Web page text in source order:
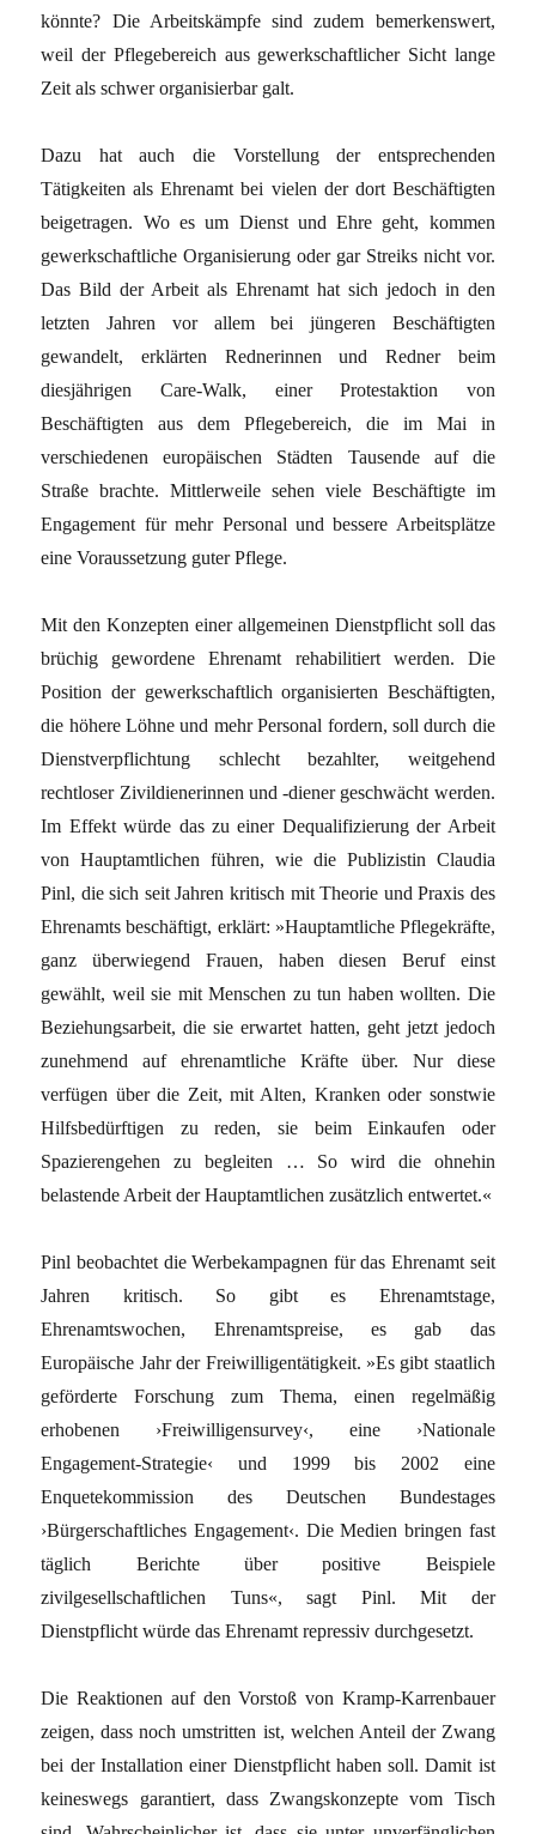
könnte? Die Arbeitskämpfe sind zudem bemerkenswert,
weil der Pflegebereich aus gewerkschaftlicher Sicht lange
Zeit als schwer organisierbar galt.
Dazu hat auch die Vorstellung der entsprechenden
Tätigkeiten als Ehrenamt bei vielen der dort Beschäftigten
beigetragen. Wo es um Dienst und Ehre geht, kommen
gewerkschaftliche Organisierung oder gar Streiks nicht vor.
Das Bild der Arbeit als Ehrenamt hat sich jedoch in den
letzten Jahren vor allem bei jüngeren Beschäftigten
gewandelt, erklärten Rednerinnen und Redner beim
diesjährigen Care-Walk, einer Protestaktion von
Beschäftigten aus dem Pflegebereich, die im Mai in
verschiedenen europäischen Städten Tausende auf die
Straße brachte. Mittlerweile sehen viele Beschäftigte im
Engagement für mehr Personal und bessere Arbeitsplätze
eine Voraussetzung guter Pflege.
Mit den Konzepten einer allgemeinen Dienstpflicht soll das
brüchig gewordene Ehrenamt rehabilitiert werden. Die
Position der gewerkschaftlich organisierten Beschäftigten,
die höhere Löhne und mehr Personal fordern, soll durch die
Dienstverpflichtung schlecht bezahlter, weitgehend
rechtloser Zivildienerinnen und -diener geschwächt werden.
Im Effekt würde das zu einer Dequalifizierung der Arbeit
von Hauptamtlichen führen, wie die Publizistin Claudia
Pinl, die sich seit Jahren kritisch mit Theorie und Praxis des
Ehrenamts beschäftigt, erklärt: »Hauptamtliche Pflegekräfte,
ganz überwiegend Frauen, haben diesen Beruf einst
gewählt, weil sie mit Menschen zu tun haben wollten. Die
Beziehungsarbeit, die sie erwartet hatten, geht jetzt jedoch
zunehmend auf ehrenamtliche Kräfte über. Nur diese
verfügen über die Zeit, mit Alten, Kranken oder sonstwie
Hilfsbedürftigen zu reden, sie beim Einkaufen oder
Spazierengehen zu begleiten … So wird die ohnehin
belastende Arbeit der Hauptamtlichen zusätzlich entwertet.«
Pinl beobachtet die Werbekampagnen für das Ehrenamt seit
Jahren kritisch. So gibt es Ehrenamtstage,
Ehrenamtswochen, Ehrenamtspreise, es gab das
Europäische Jahr der Freiwilligentätigkeit. »Es gibt staatlich
geförderte Forschung zum Thema, einen regelmäßig
erhobenen ›Freiwilligensurvey‹, eine ›Nationale
Engagement-Strategie‹ und 1999 bis 2002 eine
Enquetekommission des Deutschen Bundestages
›Bürgerschaftliches Engagement‹. Die Medien bringen fast
täglich Berichte über positive Beispiele
zivilgesellschaftlichen Tuns«, sagt Pinl. Mit der
Dienstpflicht würde das Ehrenamt repressiv durchgesetzt.
Die Reaktionen auf den Vorstoß von Kramp-Karrenbauer
zeigen, dass noch umstritten ist, welchen Anteil der Zwang
bei der Installation einer Dienstpflicht haben soll. Damit ist
keineswegs garantiert, dass Zwangskonzepte vom Tisch